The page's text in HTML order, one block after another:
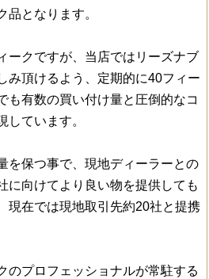
品となります。
ークですが、当店ではリーズナブ
み頂けるよう、定期的に40フィー
も有数の買い付け量と圧倒的なコ
しています。
を保つ事で、現地ディーラーとの
に向けてより良い物を提供しても
現在では現地取引先約20社と提携
のプロフェッショナルが常駐する